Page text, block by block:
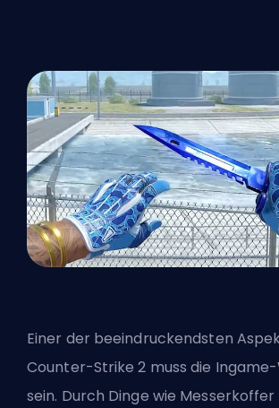
Einer der beeindruckendsten
Counter-Strike 2 muss die
sein. Durch Dinge wie